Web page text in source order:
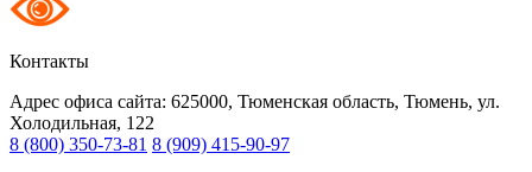
Контакты
Адрес офиса сайта: 625000, Тюменская область, Тюмень, ул.
Холодильная, 122
8 (800) 350-73-81 8 (909) 415-90-97